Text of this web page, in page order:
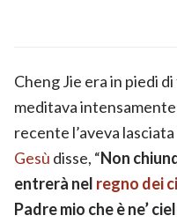
Cheng Jie era in piedi
meditava
recente l’aveva
Gesù disse, “Non
entrerà nel regno dei
Padre mio che è ne’